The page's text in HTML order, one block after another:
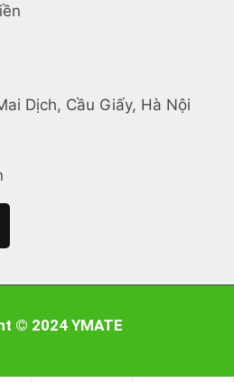
Dịch, Cầu Giấy, Hà Nội
© 2024 YMATE